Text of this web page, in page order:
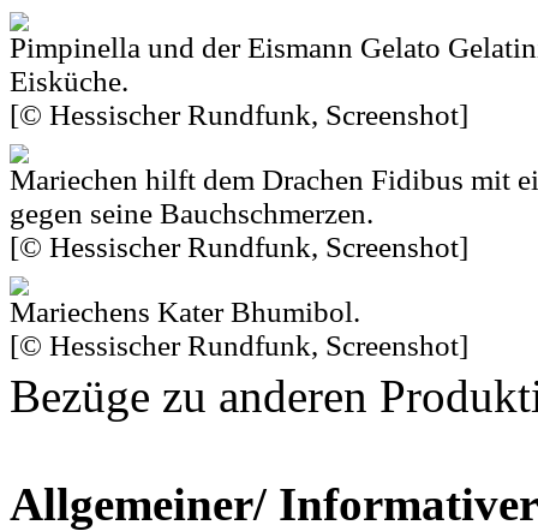
Pimpinella und der Eismann Gelato
Eisküche.
[© Hessischer Rundfunk, Screenshot]
Mariechen hilft dem Drachen Fidibus mit
gegen seine Bauchschmerzen.
[© Hessischer Rundfunk, Screenshot]
Mariechens Kater Bhumibol.
[© Hessischer Rundfunk, Screenshot]
Bezüge zu anderen
Allgemeiner/